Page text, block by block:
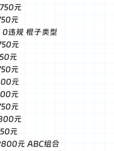
元
元
违规 棍子类型
元
元
元
元
元
元
元
元
元 ABC组合